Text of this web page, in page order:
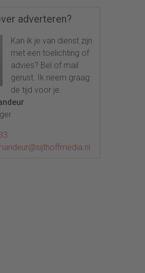
adverteren?
Kan ik je van dienst zijn
met een toelichting of
advies? Bel of mail
gerust. Ik neem graag
de tijd voor je.